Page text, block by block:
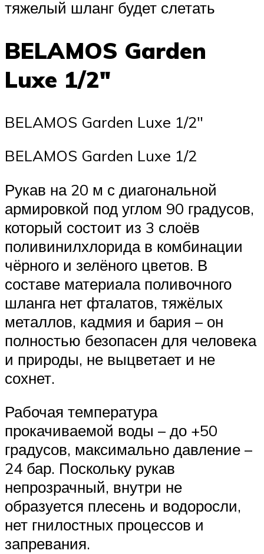
тяжелый шланг будет слетать
BELAMOS Garden
Luxe 1/2″
BELAMOS Garden Luxe 1/2″
BELAMOS Garden Luxe 1/2
Рукав на 20 м с диагональной
армировкой под углом 90 градусов,
который состоит из 3 слоёв
поливинилхлорида в комбинации
чёрного и зелёного цветов. В
составе материала поливочного
шланга нет фталатов, тяжёлых
металлов, кадмия и бария – он
полностью безопасен для человека
и природы, не выцветает и не
сохнет.
Рабочая температура
прокачиваемой воды – до +50
градусов, максимально давление –
24 бар. Поскольку рукав
непрозрачный, внутри не
образуется плесень и водоросли,
нет гнилостных процессов и
запревания.